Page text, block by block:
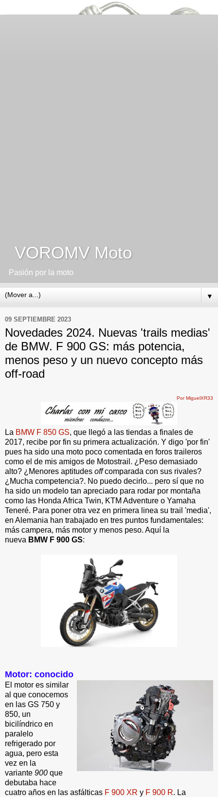
VOROMV Moto
Pasión por la moto
▼
09 SEPTIEMBRE 2023
Novedades 2024. Nuevas 'trails medias'
de BMW. F 900 GS: más potencia,
menos peso y un nuevo concepto más
off-road
Por MiguelXR33
La BMW F 850 GS, que llegó a las tiendas a finales de
2017, recibe por fin su primera actualización. Y digo 'por fin'
pues ha sido una moto poco comentada en foros traileros
como el de mis amigos de Motostrail. ¿Peso demasiado
alto? ¿Menores aptitudes offcomparada con sus rivales?
¿Mucha competencia?. No puedo decirlo... pero sí que no
ha sido un modelo tan apreciado para rodar por montaña
como las Honda Africa Twin, KTM Adventure o Yamaha
Teneré. Para poner otra vez en primera linea su trail 'media',
en Alemania han trabajado en tres puntos fundamentales:
más campera, más motor y menos peso. Aquí la
nueva BMW F 900 GS:
Motor: conocido
El motor es similar
al que conocemos
en las GS 750 y
850, un
bicilíndrico en
paralelo
refrigerado por
agua, pero esta
vez en la
variante 900 que
debutaba hace
cuatro años en las asfálticas F 900 XR y F 900 R. La